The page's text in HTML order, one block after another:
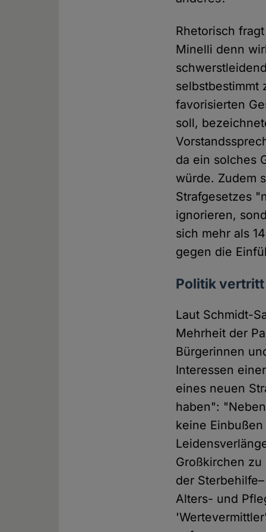
Rhetorisch
Minelli denn
selbstbestimmt
favorisierten
soll,
da ein solches
würde. Zudem
Strafgesetzes
ignorieren,
sich mehr als
gegen die
Politik vertritt
Laut Schmidt-
Mehrheit der
Bürgerinnen
Interessen
eines neuen
haben":
keine
Großkirchen
der
Alters- und